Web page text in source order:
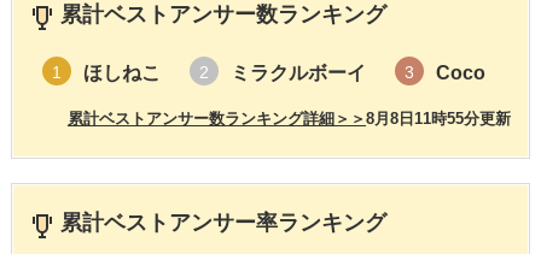
累計ベストアンサー数ランキング
1 ほしねこ 2 ミラクルボーイ 3 Coco
8月8日11時55分更新
累計ベストアンサー数ランキング詳細＞＞
累計ベストアンサー率ランキング